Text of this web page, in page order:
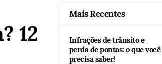
12
Mais Recentes
Infrações de trânsito e
perda de pontos: o que você
precisa saber!